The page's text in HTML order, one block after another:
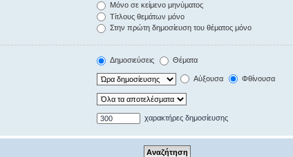
Μόνο σε κείμενο μηνύματος
Τίτλους θεμάτων μόνο
Στην πρώτη δημοσίευση του θέματος μόνο
Δημοσιεύσεις Θέματα
Αύξουσα Φθίνουσα
χαρακτήρες δημοσίευσης